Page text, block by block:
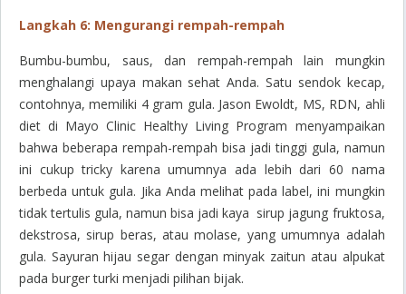
Langkah 6: Mengurangi rempah-rempah
Bumbu-bumbu, saus, dan rempah-rempah lain mungkin
menghalangi upaya makan sehat Anda. Satu sendok kecap,
contohnya, memiliki 4 gram gula. Jason Ewoldt, MS, RDN, ahli
diet di Mayo Clinic Healthy Living Program menyampaikan
bahwa beberapa rempah-rempah bisa jadi tinggi gula, namun
ini cukuptricky karena umumnya ada lebih dari 60 nama
berbeda untuk gula. Jika Anda melihat pada label, ini mungkin
tidak tertulis gula, namun bisa jadi kaya sirup jagung fruktosa,
dekstrosa, sirup beras, atau molase, yang umumnya adalah
gula. Sayuran hijau segar dengan minyak zaitun atau alpukat
pada burger turki menjadi pilihan bijak.